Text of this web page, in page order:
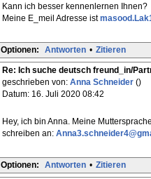
Kann ich besser kennenlernen Ihnen?
Meine E_meil Adresse ist
Optionen: Antworten • Zitieren
Re: Ich suche deutsch freund_in/
geschrieben von: Anna Schneider ()
Datum: 16. Juli 2020 08:42
Hey, ich bin Anna. Meine
schreiben an:
Optionen: Antworten • Zitieren